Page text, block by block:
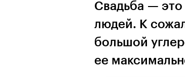
Свадьба —
людей. К
большой
ее